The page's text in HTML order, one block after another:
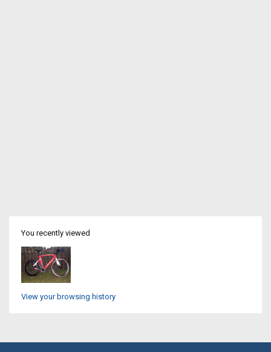
You recently viewed
View your browsing history